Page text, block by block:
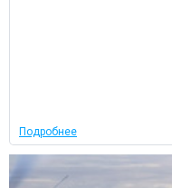
Подробнее